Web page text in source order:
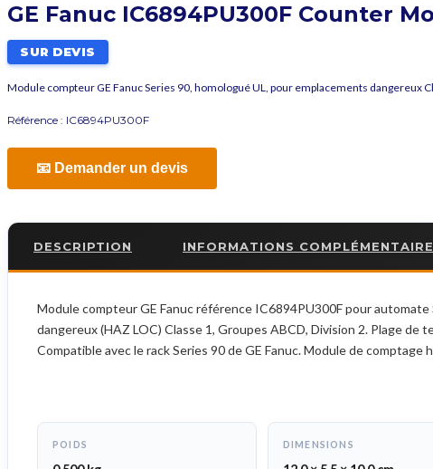
GE Fanuc IC6894PU300F Counter
SUR DEVIS
Module compteur GE Fanuc Series 90, homologué UL, pour emplacements dangereux
Référence : IC6894PU300F
📧 Demander un devis
DESCRIPTION INFORMATIONS
Module compteur GE Fanuc référence IC6894PU300F pour
dangereux (HAZ LOC) Classe 1, Groupes ABCD, Division 2. Plage
Compatible avec le rack Series 90 de GE Fanuc. Module de
POIDS DIMENSIONS